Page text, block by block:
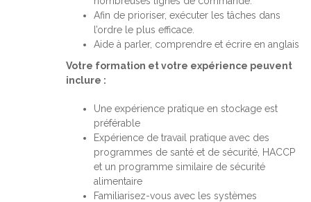
Afin de prioriser, exécuter les tâches dans
l’ordre le plus efficace.
Aide à parler, comprendre et écrire en anglais
Votre formation et votre expérience peuvent
inclure :
Une expérience pratique en stockage est
préférable
Expérience de travail pratique avec des
programmes de santé et de sécurité, HACCP
et un programme similaire de sécurité
alimentaire
Familiarisez-vous avec les systèmes